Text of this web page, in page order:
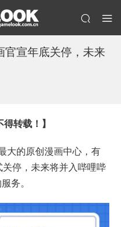
官宣年底关停，未来
转载！】
大的原创漫画中心，有
停，未来将并入哔哩哔
务。